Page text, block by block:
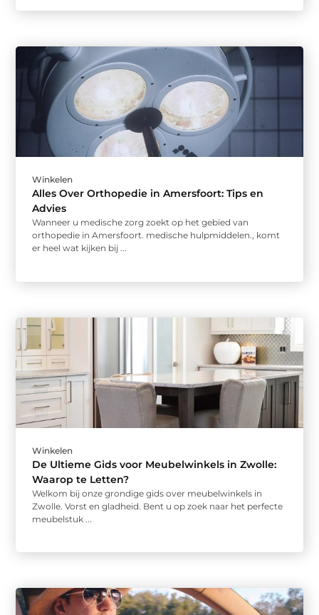
Winkelen
Alles Over Orthopedie in Amersfoort: Tips en
Advies
Wanneer u medische zorg zoekt op het gebied van
orthopedie in Amersfoort. medische hulpmiddelen., komt
er heel wat kijken bij ...
Winkelen
De Ultieme Gids voor Meubelwinkels in Zwolle:
Waarop te Letten?
Welkom bij onze grondige gids over meubelwinkels in
Zwolle. Vorst en gladheid. Bent u op zoek naar het perfecte
meubelstuk ...